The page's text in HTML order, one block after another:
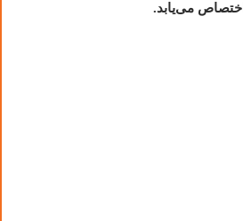
اختصاص می‌یابد.